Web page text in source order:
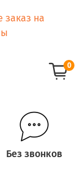
на
0
Без звонков